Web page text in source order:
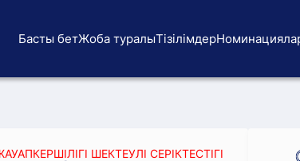
Басты бетЖоба туралыТізілімдер
ШЕКТЕУЛІ СЕРІКТЕСТІГІ